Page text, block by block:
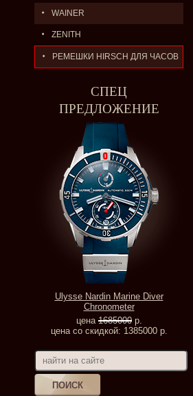
WAINER
ZENITH
РЕМЕШКИ HIRSCH ДЛЯ ЧАСОВ
СПЕЦ
ПРЕДЛОЖЕНИЕ
Ulysse Nardin Marine Diver
Chronometer
цена 1685000р.
цена со скидкой: 1385000 р.